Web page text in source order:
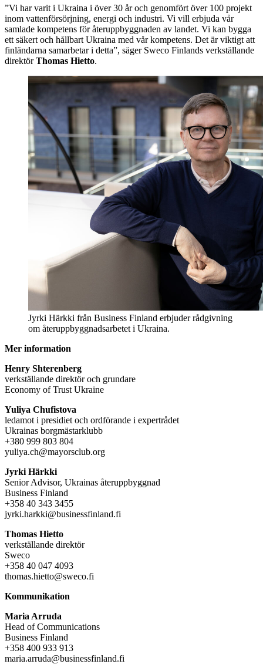
”Vi har varit i Ukraina i över 30 år och genomfört över 100 projekt
inom vattenförsörjning, energi och industri. Vi vill erbjuda vår
samlade kompetens för återuppbyggnaden av landet. Vi kan bygga
ett säkert och hållbart Ukraina med vår kompetens. Det är viktigt att
finländarna samarbetar i detta”, säger Sweco Finlands verkställande
direktörThomas Hietto.
Jyrki Härkki från Business Finland erbjuder rådgivning
om återuppbyggnadsarbetet i Ukraina.
Mer information
Henry Shterenberg
verkställande direktör och grundare
Economy of Trust Ukraine
Yuliya Chufistova
ledamot i presidiet och ordförande i expertrådet
Ukrainas borgmästarklubb
+380 999 803 804
yuliya.ch@mayorsclub.org
Jyrki Härkki
Senior Advisor, Ukrainas återuppbyggnad
Business Finland
+358 40 343 3455
jyrki.harkki@businessfinland.fi
Thomas Hietto
verkställande direktör
Sweco
+358 40 047 4093
thomas.hietto@sweco.fi
Kommunikation
Maria Arruda
Head of Communications
Business Finland
+358 400 933 913
maria.arruda@businessfinland.fi